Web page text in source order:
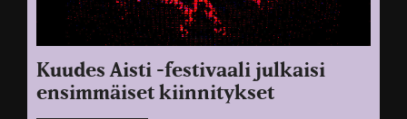
Kuudes Aisti -festivaali julkaisi
ensimmäiset kiinnitykset